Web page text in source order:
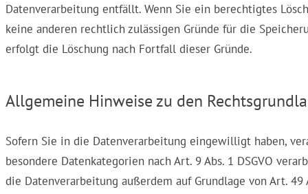
Datenverarbeitung entfällt. Wenn Sie ein berechtigtes
keine anderen rechtlich zulässigen Gründe für die
erfolgt die Löschung nach Fortfall dieser Gründe.
Allgemeine Hinweise zu den
Sofern Sie in die Datenverarbeitung eingewilligt haben,
besondere Datenkategorien nach Art. 9 Abs. 1 DSGVO
die Datenverarbeitung außerdem auf Grundlage von Art.